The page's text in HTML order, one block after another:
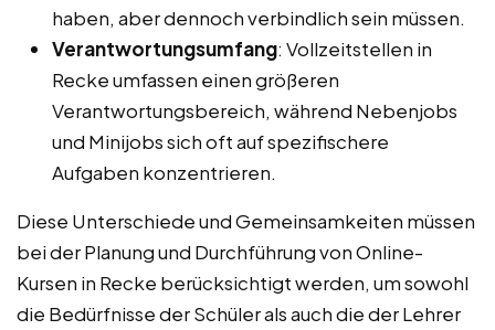
haben, aber dennoch verbindlich sein müssen.
Verantwortungsumfang: Vollzeitstellen in
Recke umfassen einen größeren
Verantwortungsbereich, während Nebenjobs
und Minijobs sich oft auf spezifischere
Aufgaben konzentrieren.
Diese Unterschiede und Gemeinsamkeiten müssen
bei der Planung und Durchführung von Online-
Kursen in Recke berücksichtigt werden, um sowohl
die Bedürfnisse der Schüler als auch die der Lehrer